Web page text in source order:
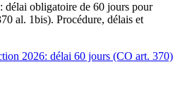
délai obligatoire de 60 jours pour
al. 1bis). Procédure, délais et
2026: délai 60 jours (CO art. 370)